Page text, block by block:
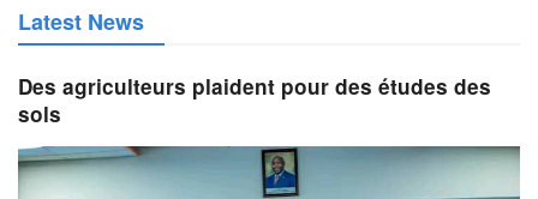
Latest News
Des agriculteurs plaident pour des études des
sols